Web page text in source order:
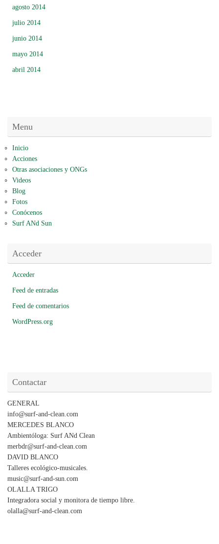
agosto 2014
julio 2014
junio 2014
mayo 2014
abril 2014
Menu
Inicio
Acciones
Otras asociaciones y ONGs
Videos
Blog
Fotos
Conócenos
Surf ANd Sun
Acceder
Acceder
Feed de entradas
Feed de comentarios
WordPress.org
Contactar
GENERAL
info@surf-and-clean.com
MERCEDES BLANCO
Ambientóloga: Surf ANd Clean
merbdr@surf-and-clean.com
DAVID BLANCO
Talleres ecológico-musicales.
music@surf-and-sun.com
OLALLA TRIGO
Integradora social y monitora de tiempo libre.
olalla@surf-and-clean.com